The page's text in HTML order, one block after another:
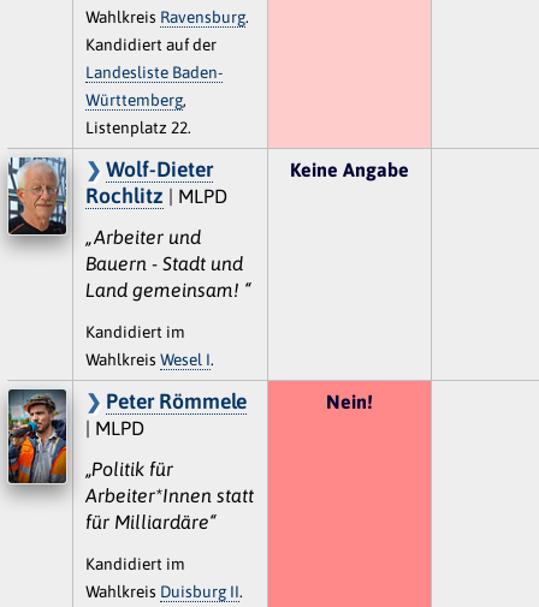
Wahlkreis Ravensburg.
Kandidiert auf der
Landesliste Baden-
Württemberg,
Listenplatz 22.
Wolf-Dieter
Rochlitz | MLPD
„Arbeiter und
Bauern - Stadt und
Land gemeinsam! “
Kandidiert im
Wahlkreis Wesel I.
Keine Angabe
Peter Römmele
| MLPD
„Politik für
Arbeiter*Innen statt
für Milliardäre“
Kandidiert im
Wahlkreis Duisburg II.
Nein!